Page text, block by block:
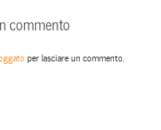
commento
per lasciare un commento.